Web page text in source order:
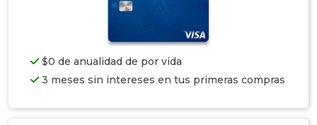
$0 de anualidad de por vida
3 meses sin intereses en tus primeras compras